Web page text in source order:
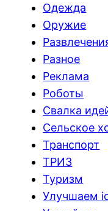
Одежда
Оружие
Разное
Реклама
Роботы
Свалка
Сельское
Транспорт
ТРИЗ
Туризм
Улучшаем